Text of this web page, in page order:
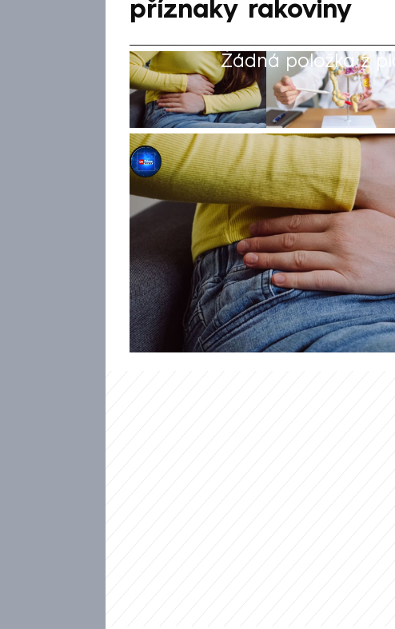
příznaky rakoviny
Žádná položka z
CNN Prima NEWS
Akt. 9. úno 2025, 21:12• 9. úno 2025, 20:14
Několik měsíců si Chloe
potíže. Jak se však později
tlustého střeva ve třetím stádiu.
komplikace trápily, navštěvovala
neodhalili. Mladou maminku
Boj o život vyhrála, dnes však
atypické – rozhodně